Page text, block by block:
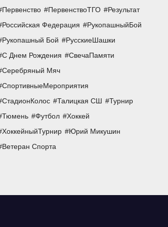
Первенство ПервенствоТГО
Результат
Российская Федерация
РукопашныйБой
Рукопашный Бой
РусскиеШашки
С Днем Рождения
СвечаПамяти
Серебряный Мяч
СпортивныеМероприятия
СтадионКолос
Талицкая СШ
Турнир
Тюмень
Футбол
Хоккей
ХоккейныйТурнир
Юрий Микушин
Ветеран Спорта